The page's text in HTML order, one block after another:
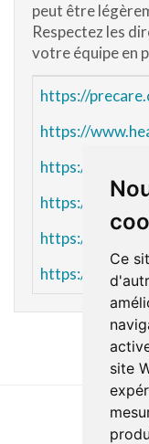
Ce
site
peut être
Respectez les
votre équipe en
https://
https://
https://
https://
https://
https://